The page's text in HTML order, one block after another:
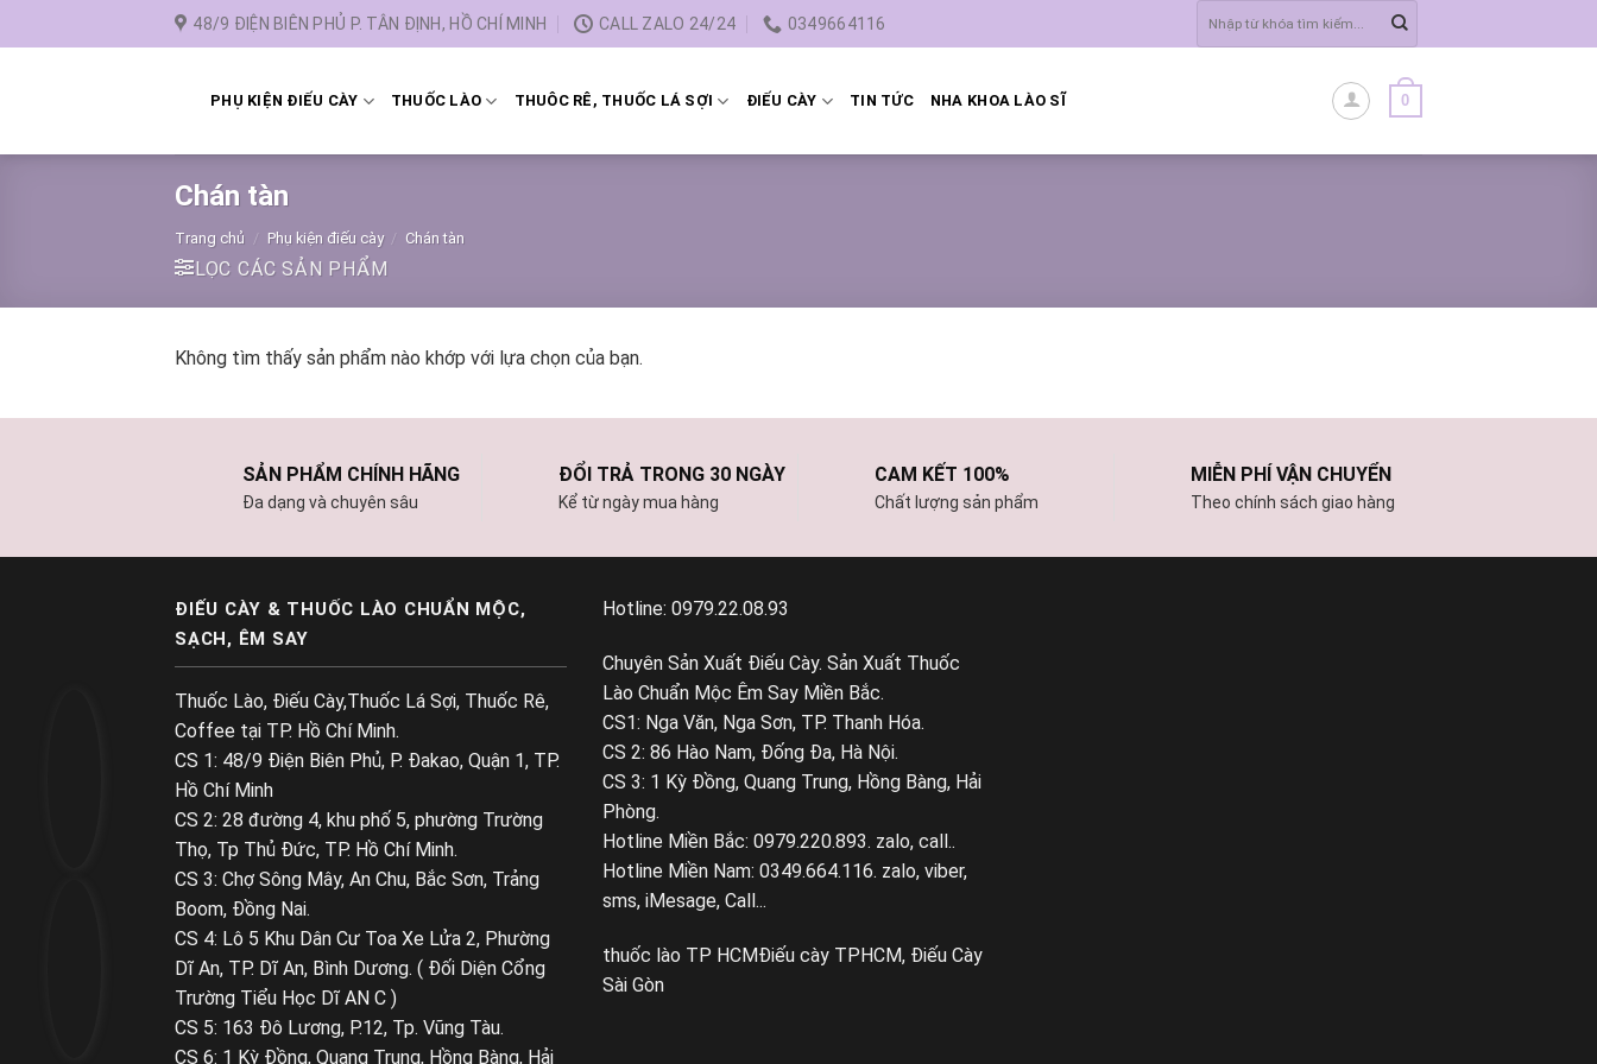
đến
48/9 ĐIỆN BIÊN PHỦ P. TÂN ĐỊNH, HỒ CHÍ MINH CALL ZALO 24/24 0349664116
kiếm:
PHỤ KIỆN ĐIẾU CÀY THUỐC LÀO THUÔC RÊ, THUỐC LÁ SỢI ĐIẾU CÀY TIN TỨC NHA KHOA LÀO SĨ 0
Chán tàn
Trang chủ / Phụ kiện điếu cày / Chán tàn
LỌC CÁC SẢN PHẨM
Không tìm thấy sản phẩm nào khớp với lựa chọn của bạn.
SẢN PHẨM CHÍNH HÃNG
Đa dạng và chuyên sâu
ĐỔI TRẢ TRONG 30 NGÀY
Kể từ ngày mua hàng
CAM KẾT 100%
Chất lượng sản phẩm
MIỄN PHÍ VẬN CHUYỂN
Theo chính sách giao hàng
ĐIẾU CÀY & THUỐC LÀO CHUẨN MỘC,
SẠCH, ÊM SAY
Thuốc Lào, Điếu Cày,Thuốc Lá Sợi, Thuốc Rê,
Coffee tại TP. Hồ Chí Minh.
CS 1: 48/9 Điện Biên Phủ, P. Đakao, Quận 1, TP.
Hồ Chí Minh
CS 2: 28 đường 4, khu phố 5, phường Trường
Thọ, Tp Thủ Đức, TP. Hồ Chí Minh.
CS 3: Chợ Sông Mây, An Chu, Bắc Sơn, Trảng
Boom, Đồng Nai.
CS 4: Lô 5 Khu Dân Cư Toa Xe Lửa 2, Phường
Dĩ An, TP. Dĩ An, Bình Dương. ( Đối Diện Cổng
Trường Tiểu Học Dĩ AN C )
CS 5: 163 Đô Lương, P.12, Tp. Vũng Tàu.
CS 6: 1 Kỳ Đồng, Quang Trung, Hồng Bàng, Hải
Hotline: 0979.22.08.93
Chuyên Sản Xuất Điếu Cày. Sản Xuất Thuốc
Lào Chuẩn Mộc Êm Say Miền Bắc.
CS1: Nga Văn, Nga Sơn, TP. Thanh Hóa.
CS 2: 86 Hào Nam, Đống Đa, Hà Nội.
CS 3: 1 Kỳ Đồng, Quang Trung, Hồng Bàng, Hải
Phòng.
Hotline Miền Bắc: 0979.220.893. zalo, call..
Hotline Miền Nam: 0349.664.116. zalo, viber,
sms, iMesage, Call...
thuốc lào TP HCMĐiếu cày TPHCM, Điếu Cày
Sài Gòn